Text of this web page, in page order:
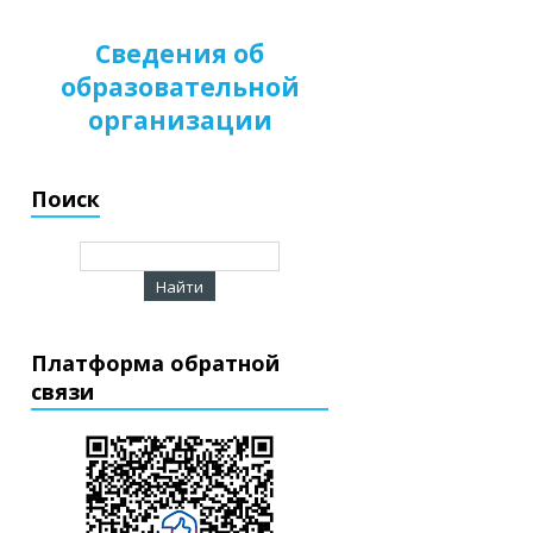
Сведения об
образовательной
организации
Поиск
Платформа обратной
связи